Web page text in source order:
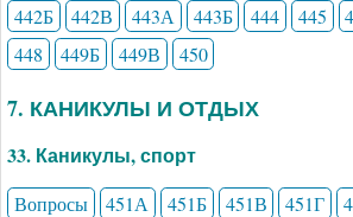
442Б 442В 443А 443Б 444 445
448
449Б 449В 450
7. КАНИКУЛЫ И ОТДЫХ
33. Каникулы, спорт
Вопросы 451А 451Б 451В 451Г